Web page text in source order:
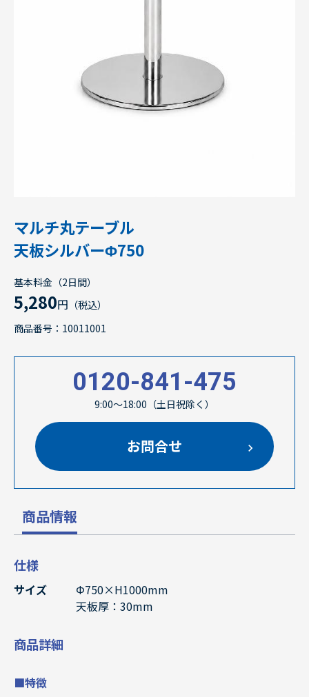
マルチ丸テーブル
天板シルバーΦ750
基本料金（2日間）
5,280円 （税込）
商品番号：10011001
0120-841-475
9:00～18:00（土日祝除く）
お問合せ
商品情報
仕様
サイズ
Φ750×H1000mm
天板厚：30mm
商品詳細
■特徴